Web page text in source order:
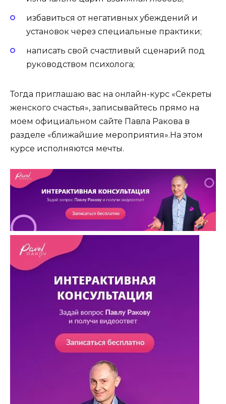
избавиться от негативных убеждений и
установок через специальные практики;
написать свой счастливый сценарий под
руководством психолога;
Тогда приглашаю вас на онлайн-курс «Секреты
женского счастья», записывайтесь прямо на
моем официальном сайте Павла Ракова в
разделе «ближайшие мероприятия‎»‎.На этом
курсе исполняются мечты.